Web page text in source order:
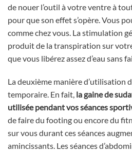
de nouer l’outil à votre ventre à
pour que son effet s’opère. Vous
comme chez vous. La stimulation
produit de la transpiration sur
que vous libérez assez d’eau sans
La deuxième manière d’utilisation
temporaire. En fait, la gaine de
utilisée pendant vos séances
de faire du footing ou encore du
sur vous durant ces séances
amincissants. Les séances